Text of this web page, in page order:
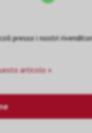
presso i nostri
articolo »